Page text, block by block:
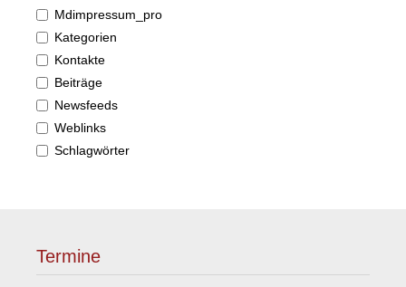
Mdimpressum_pro
Kategorien
Kontakte
Beiträge
Newsfeeds
Weblinks
Schlagwörter
Termine